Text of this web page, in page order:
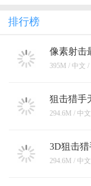
排行榜
像素射击
395M / 中文 /
狙击猎手
7.1.1中文
294.6M / 中
3D狙击猎
最新版
294.6M / 中